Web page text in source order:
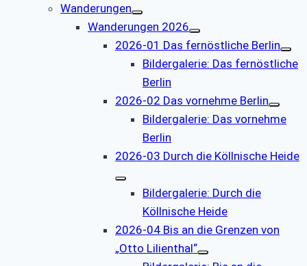
Wanderungen
Wanderungen 2026
2026-01 Das fernöstliche Berlin
Bildergalerie: Das fernöstliche
Berlin
2026-02 Das vornehme Berlin
Bildergalerie: Das vornehme
Berlin
2026-03 Durch die Köllnische Heide
Bildergalerie: Durch die
Köllnische Heide
2026-04 Bis an die Grenzen von
„Otto Lilienthal“